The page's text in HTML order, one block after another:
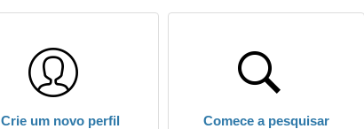
Crie um novo perfil Comece a pesquisar